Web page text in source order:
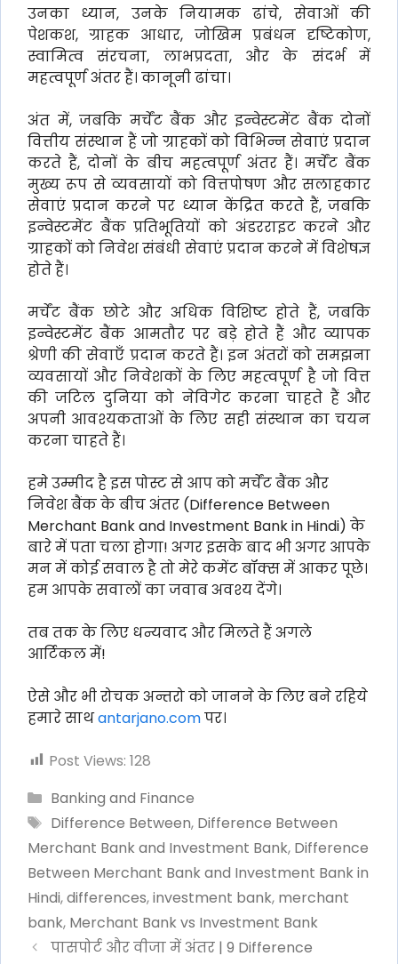
उनका ध्यान, उनके नियामक ढांचे, सेवाओं की
पेशकश, ग्राहक आधार, जोखिम प्रबंधन दृष्टिकोण,
स्वामित्व संरचना, लाभप्रदता, और के संदर्भ में
महत्वपूर्ण अंतर हैं। कानूनी ढांचा।
अंत में, जबकि मर्चेंट बैंक और इन्वेस्टमेंट बैंक दोनों
वित्तीय संस्थान हैं जो ग्राहकों को विभिन्न सेवाएं प्रदान
करते हैं, दोनों के बीच महत्वपूर्ण अंतर हैं। मर्चेंट बैंक
मुख्य रूप से व्यवसायों को वित्तपोषण और सलाहकार
सेवाएं प्रदान करने पर ध्यान केंद्रित करते हैं, जबकि
इन्वेस्टमेंट बैंक प्रतिभूतियों को अंडरराइट करने और
ग्राहकों को निवेश संबंधी सेवाएं प्रदान करने में विशेषज्ञ
होते हैं।
मर्चेंट बैंक छोटे और अधिक विशिष्ट होते हैं, जबकि
इन्वेस्टमेंट बैंक आमतौर पर बड़े होते हैं और व्यापक
श्रेणी की सेवाएँ प्रदान करते हैं। इन अंतरों को समझना
व्यवसायों और निवेशकों के लिए महत्वपूर्ण है जो वित्त
की जटिल दुनिया को नेविगेट करना चाहते हैं और
अपनी आवश्यकताओं के लिए सही संस्थान का चयन
करना चाहते हैं।
हमे उम्मीद है इस पोस्ट से आप को मर्चेंट बैंक और
निवेश बैंक के बीच अंतर (Difference Between
Merchant Bank and Investment Bank in Hindi) के
बारे में पता चला होगा! अगर इसके बाद भी अगर आपके
मन में कोई सवाल है तो मेरे कमेंट बॉक्स में आकर पूछे।
हम आपके सवालों का जवाब अवश्य देंगे।
तब तक के लिए धन्यवाद और मिलते हैं अगले
आर्टिकल में!
ऐसे और भी रोचक अन्तरो को जानने के लिए बने रहिये
हमारे साथantarjano.comपर।
Post Views: 128
Categories
Banking and Finance
Tags
Difference Between, Difference Between
Merchant Bank and Investment Bank, Difference
Between Merchant Bank and Investment Bank in
Hindi,differences,investment bank, merchant
bank, Merchant Bank vs Investment Bank
पासपोर्ट और वीजा में अंतर | 9 Difference